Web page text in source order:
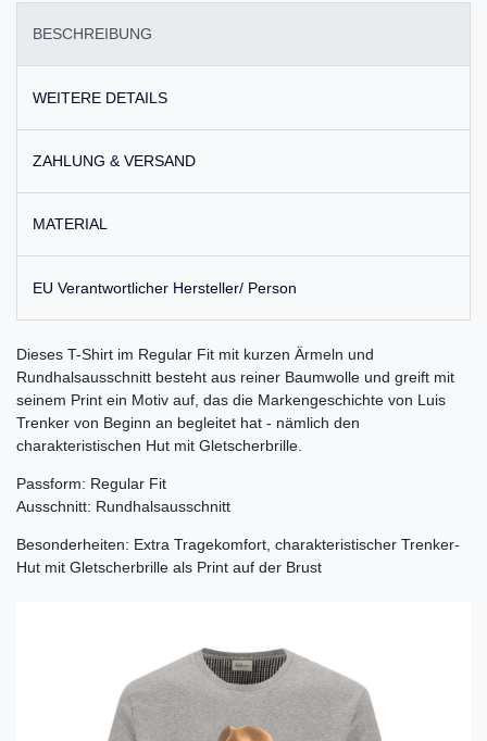
BESCHREIBUNG
WEITERE DETAILS
ZAHLUNG & VERSAND
MATERIAL
EU Verantwortlicher Hersteller/ Person
Dieses T-Shirt im Regular Fit mit kurzen Ärmeln und
Rundhalsausschnitt besteht aus reiner Baumwolle und greift mit
seinem Print ein Motiv auf, das die Markengeschichte von Luis
Trenker von Beginn an begleitet hat - nämlich den
charakteristischen Hut mit Gletscherbrille.
Passform: Regular Fit
Ausschnitt: Rundhalsausschnitt
Besonderheiten: Extra Tragekomfort, charakteristischer Trenker-
Hut mit Gletscherbrille als Print auf der Brust